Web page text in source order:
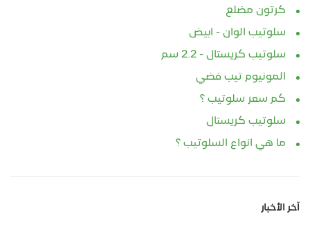
كرتون مضلع
سلوتيب الوان - ابيض
سلوتيب كريستال - 2.2 سم
المونيوم تيب فضي
كم سعر سلوتيب ؟
سلوتيب كريستال
ما هي انواع السلوتيب ؟
آخر الأخبار